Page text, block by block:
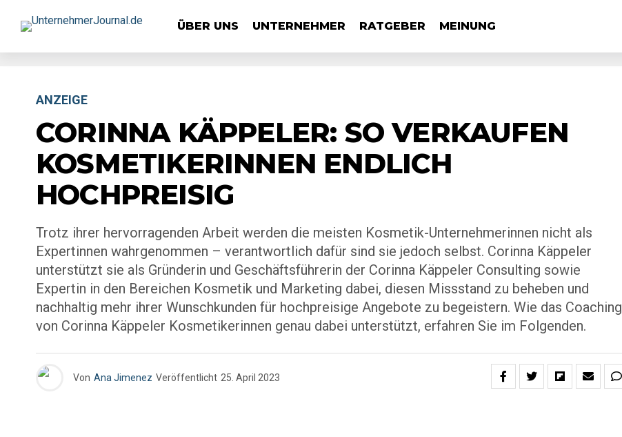
ÜBER UNS UNTERNEHMER RATGEBER MEINUNG
ANZEIGE
CORINNA KÄPPELER: SO VERKAUFEN
KOSMETIKERINNEN ENDLICH
HOCHPREISIG
Trotz ihrer hervorragenden Arbeit werden die meisten Kosmetik-Unternehmerinnen nicht als
Expertinnen wahrgenommen – verantwortlich dafür sind sie jedoch selbst. Corinna Käppeler
unterstützt sie als Gründerin und Geschäftsführerin der Corinna Käppeler Consulting sowie
Expertin in den Bereichen Kosmetik und Marketing dabei, diesen Missstand zu beheben und
nachhaltig mehr ihrer Wunschkunden für hochpreisige Angebote zu begeistern. Wie das Coaching
von Corinna Käppeler Kosmetikerinnen genau dabei unterstützt, erfahren Sie im Folgenden.
Von Ana Jimenez Veröffentlicht 25. April 2023